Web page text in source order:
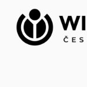
Přeskočit
obsah